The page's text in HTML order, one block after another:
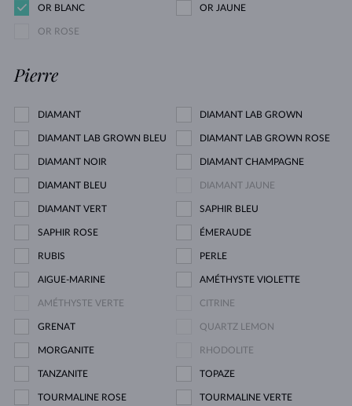
OR BLANC OR JAUNE
OR ROSE
Pierre
DIAMANT DIAMANT LAB GROWN
DIAMANT LAB GROWN BLEU DIAMANT LAB GROWN ROSE
DIAMANT NOIR DIAMANT CHAMPAGNE
DIAMANT BLEU DIAMANT JAUNE
DIAMANT VERT SAPHIR BLEU
SAPHIR ROSE ÉMERAUDE
RUBIS PERLE
AIGUE-MARINE AMÉTHYSTE VIOLETTE
AMÉTHYSTE VERTE CITRINE
GRENAT QUARTZ LEMON
MORGANITE RHODOLITE
TANZANITE TOPAZE
TOURMALINE ROSE TOURMALINE VERTE